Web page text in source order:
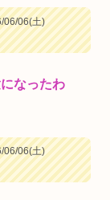
06/06(土)
なったわ
06/06(土)